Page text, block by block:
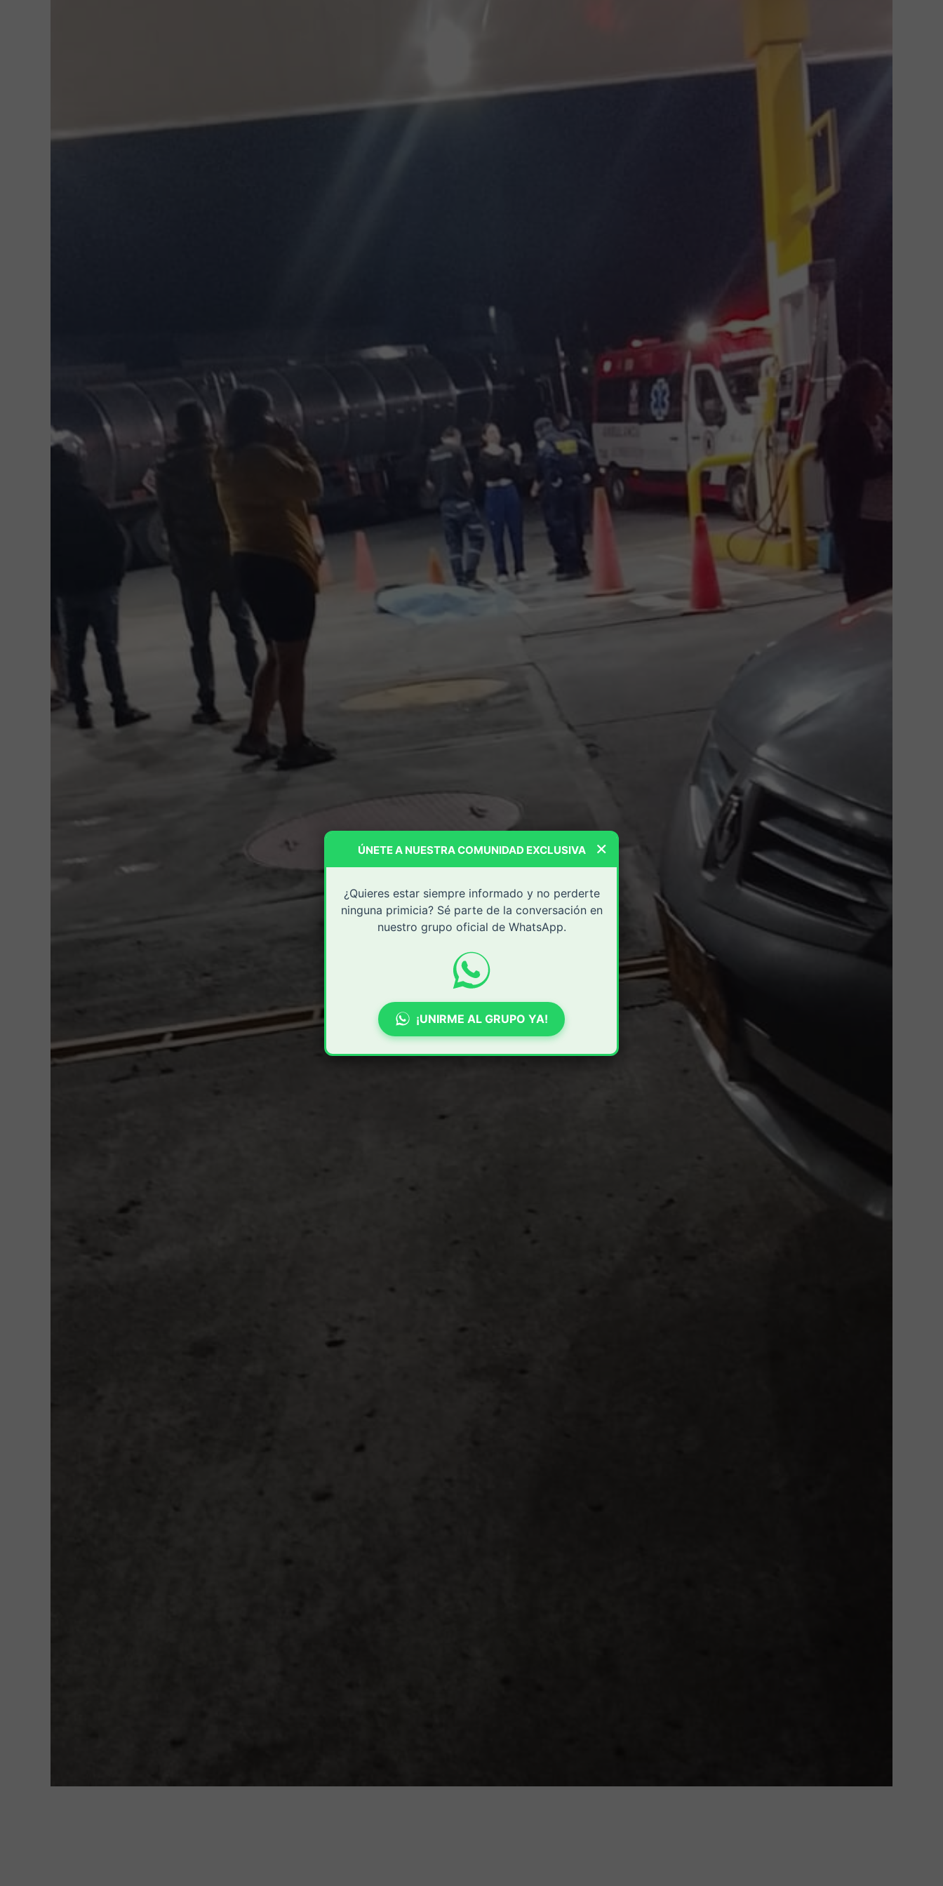
×
ÚNETE A NUESTRA COMUNIDAD EXCLUSIVA
¿Quieres estar siempre informado y no perderte
ninguna primicia? Sé parte de la conversación en
nuestro grupo oficial de WhatsApp.
¡UNIRME AL GRUPO YA!